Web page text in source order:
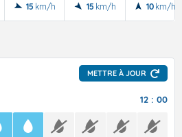
15 km/h 15 km/h 10 km/h
METTRE À JOUR
12 : 00